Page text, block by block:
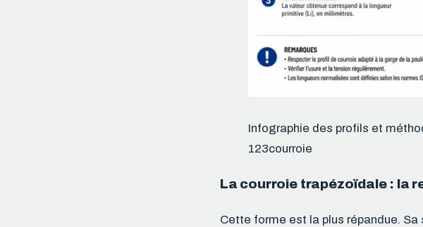
Infographie des profils et
123courroie
La courroie trapézoïdale : la
Cette forme est la plus répandue.